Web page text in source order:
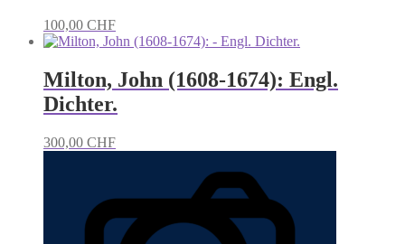
100,00 CHF
Milton, John (1608-1674): Engl.
Dichter.
300,00 CHF